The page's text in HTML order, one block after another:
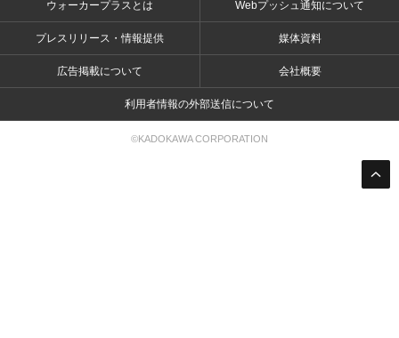
ウォーカープラスとは Webプッシュ通知について
プレスリリース・情報提供 媒体資料
広告掲載について 会社概要
利用者情報の外部送信について
©KADOKAWA CORPORATION